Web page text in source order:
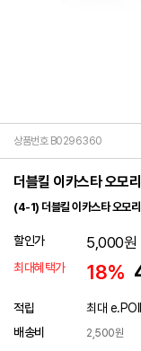
상품번호 B0296360
더블킬 이카스타 오모
(4-1) 더블킬 이카스타 오모
할인가 5,000원
최대혜택가
18%
적립 최대
배송비
2,500원